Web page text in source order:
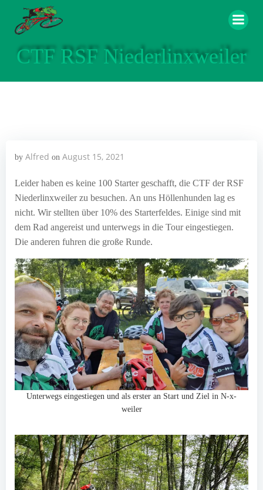
CTF RSF Niederlinxweiler
by Alfred on August 15, 2021
Leider haben es keine 100 Starter geschafft, die CTF der RSF
Niederlinxweiler zu besuchen. An uns Höllenhunden lag es
nicht. Wir stellten über 10% des Starterfeldes. Einige sind mit
dem Rad angereist und unterwegs in die Tour eingestiegen.
Die anderen fuhren die große Runde.
Unterwegs eingestiegen und als erster an Start und Ziel in N-x-
weiler